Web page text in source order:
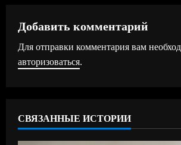
ж
и
ч
Добавить комментарий
Для отправки комментария вам
авторизоваться.
СВЯЗАННЫЕ ИСТОРИИ